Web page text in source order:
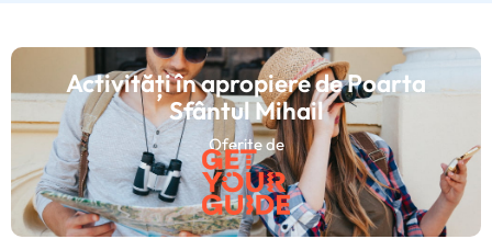
Activități în apropiere de Poarta
Sfântul Mihail
Oferite de